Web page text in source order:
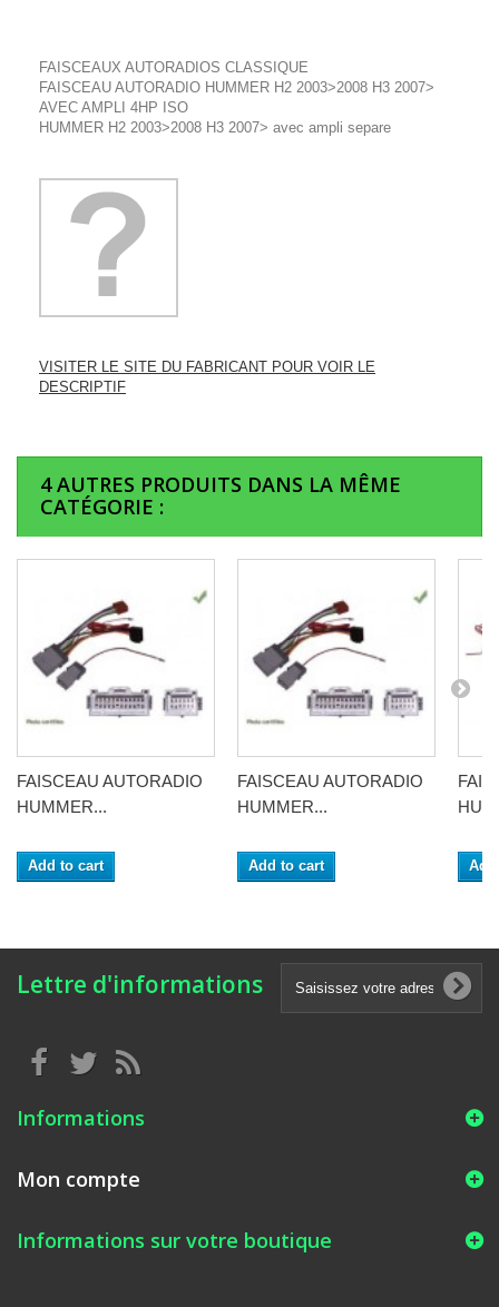
FAISCEAUX AUTORADIOS CLASSIQUE
FAISCEAU AUTORADIO HUMMER H2 2003>2008 H3 2007>
AVEC AMPLI 4HP ISO
HUMMER H2 2003>2008 H3 2007> avec ampli separe
VISITER LE SITE DU FABRICANT POUR VOIR LE
DESCRIPTIF
4 AUTRES PRODUITS DANS LA MÊME
CATÉGORIE :
FAISCEAU AUTORADIO
HUMMER...
Add to cart
FAISCEAU AUTORADIO
HUMMER...
Add to cart
Lettre d'informations
Informations
Mon compte
Informations sur votre boutique